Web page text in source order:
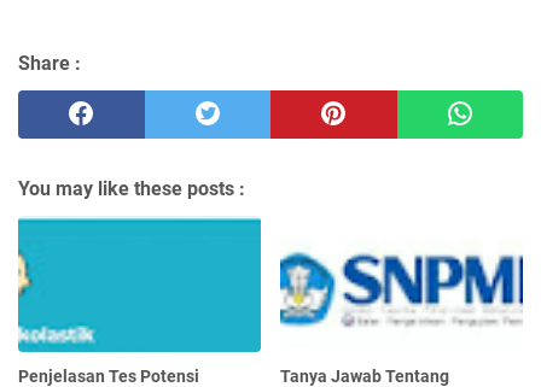
Share :
You may like these posts :
Penjelasan Tes Potensi
Tanya Jawab Tentang